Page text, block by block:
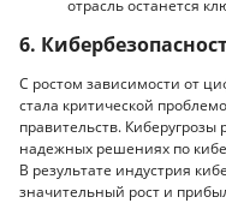
отрасль останется
6.
С ростом зависимости от
стала критической
правительств.
надежных решениях по
В результате индустрия
значительный рост и